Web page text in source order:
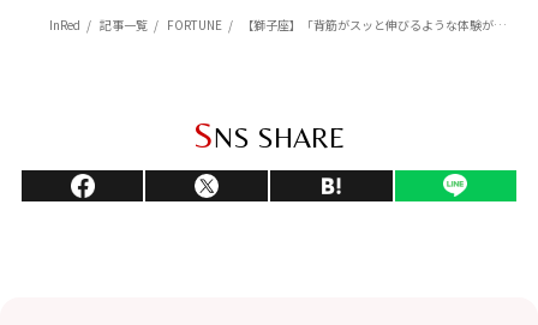
InRed 記事一覧 FORTUNE 【獅子座】「背筋がスッと伸びるような体験がカリスマ性を引き立てる」杉浦エイトの幸運を呼ぶ12星座占い（6/5～7/6）
SNS SHARE